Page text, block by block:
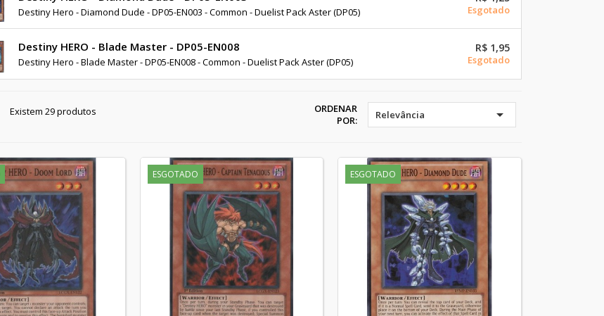
Destiny Hero - Diamond Dude - DP05-EN003 - Common - Duelist Pack Aster (DP05) Esgotado
Destiny HERO - Blade Master - DP05-EN008
Destiny Hero - Blade Master - DP05-EN008 - Common - Duelist Pack Aster (DP05)
R$ 1,95
Esgotado
Existem 29 produtos
ORDENAR
POR:
Relevância 
ESGOTADO ESGOTADO